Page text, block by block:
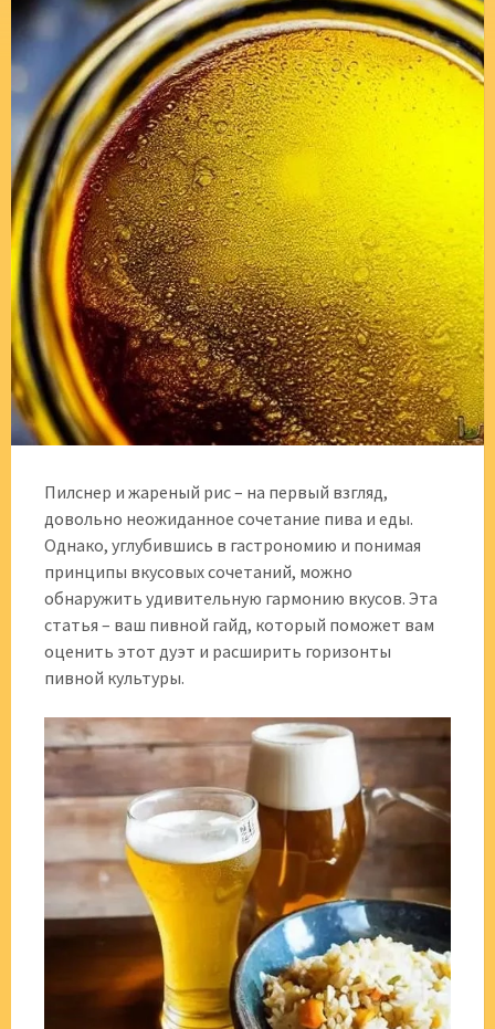
Пилснер и жареный рис – на первый взгляд,
довольно неожиданное сочетание пива и еды.
Однако, углубившись в гастрономию и понимая
принципы вкусовых сочетаний, можно
обнаружить удивительную гармонию вкусов. Эта
статья – ваш пивной гайд, который поможет вам
оценить этот дуэт и расширить горизонты
пивной культуры.